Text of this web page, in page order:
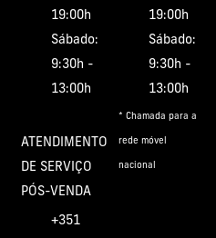
19:00h
Sábado:
9:30h -
13:00h
ATENDIMENTO
DE SERVIÇO
PÓS-VENDA
+351
19:00h
Sábado:
9:30h -
13:00h
* Chamada para a
rede móvel
nacional